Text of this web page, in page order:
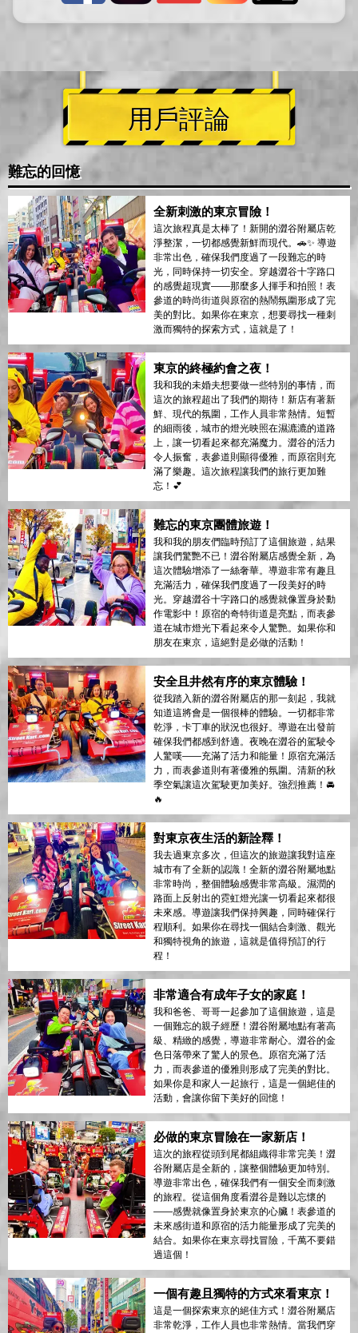
用戶評論
難忘的回憶
全新刺激的東京冒險！
這次旅程真是太棒了！新開的澀谷附屬店乾
淨整潔，一切都感覺新鮮而現代。🚗✨ 導遊
非常出色，確保我們度過了一段難忘的時
光，同時保持一切安全。穿越澀谷十字路口
的感覺超現實——那麼多人揮手和拍照！表
參道的時尚街道與原宿的熱鬧氛圍形成了完
美的對比。如果你在東京，想要尋找一種刺
激而獨特的探索方式，這就是了！
東京的終極約會之夜！
我和我的未婚夫想要做一些特別的事情，而
這次的旅程超出了我們的期待！新店有著新
鮮、現代的氛圍，工作人員非常熱情。短暫
的細雨後，城市的燈光映照在濕漉漉的道路
上，讓一切看起來都充滿魔力。澀谷的活力
令人振奮，表參道則顯得優雅，而原宿則充
滿了樂趣。這次旅程讓我們的旅行更加難
忘！💕
難忘的東京團體旅遊！
我和我的朋友們臨時預訂了這個旅遊，結果
讓我們驚艷不已！澀谷附屬店感覺全新，為
這次體驗增添了一絲奢華。導遊非常有趣且
充滿活力，確保我們度過了一段美好的時
光。穿越澀谷十字路口的感覺就像置身於動
作電影中！原宿的奇特街道是亮點，而表參
道在城市燈光下看起來令人驚艷。如果你和
朋友在東京，這絕對是必做的活動！
安全且井然有序的東京體驗！
從我踏入新的澀谷附屬店的那一刻起，我就
知道這將會是一個很棒的體驗。一切都非常
乾淨，卡丁車的狀況也很好。導遊在出發前
確保我們都感到舒適。夜晚在澀谷的駕駛令
人驚嘆——充滿了活力和能量！原宿充滿活
力，而表參道則有著優雅的氛圍。清新的秋
季空氣讓這次駕駛更加美好。強烈推薦！🚘
🔥
對東京夜生活的新詮釋！
我去過東京多次，但這次的旅遊讓我對這座
城市有了全新的認識！全新的澀谷附屬地點
非常時尚，整個體驗感覺非常高級。濕潤的
路面上反射出的霓虹燈光讓一切看起來都很
未來感。導遊讓我們保持興趣，同時確保行
程順利。如果你在尋找一個結合刺激、觀光
和獨特視角的旅遊，這就是值得預訂的行
程！
非常適合有成年子女的家庭！
我和爸爸、哥哥一起參加了這個旅遊，這是
一個難忘的親子經歷！澀谷附屬地點有著高
級、精緻的感覺，導遊非常耐心。澀谷的金
色日落帶來了驚人的景色。原宿充滿了活
力，而表參道的優雅則形成了完美的對比。
如果你是和家人一起旅行，這是一個絕佳的
活動，會讓你留下美好的回憶！
必做的東京冒險在一家新店！
這次的旅程從頭到尾都組織得非常完美！澀
谷附屬店是全新的，讓整個體驗更加特別。
導遊非常出色，確保我們有一個安全而刺激
的旅程。從這個角度看澀谷是難以忘懷的
——感覺就像置身於東京的心臟！表參道的
未來感街道和原宿的活力能量形成了完美的
結合。如果你在東京尋找冒險，千萬不要錯
過這個！
一個有趣且獨特的方式來看東京！
這是一個探索東京的絕佳方式！澀谷附屬店
非常乾淨，工作人員也非常熱情。當我們穿